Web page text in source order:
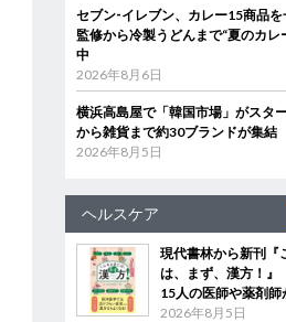
セブン‐イレブン、カレー15商品
監修から冷製うどんまで“夏のカレ
中
2026年8月6日
横浜高島屋で「韓国市場」がスタ
から雑貨まで約30ブランドが集結
2026年8月5日
ヘルスケア
現代書林から新刊『
は、まず、漢方！
15人の医師や薬剤師
2026年8月5日